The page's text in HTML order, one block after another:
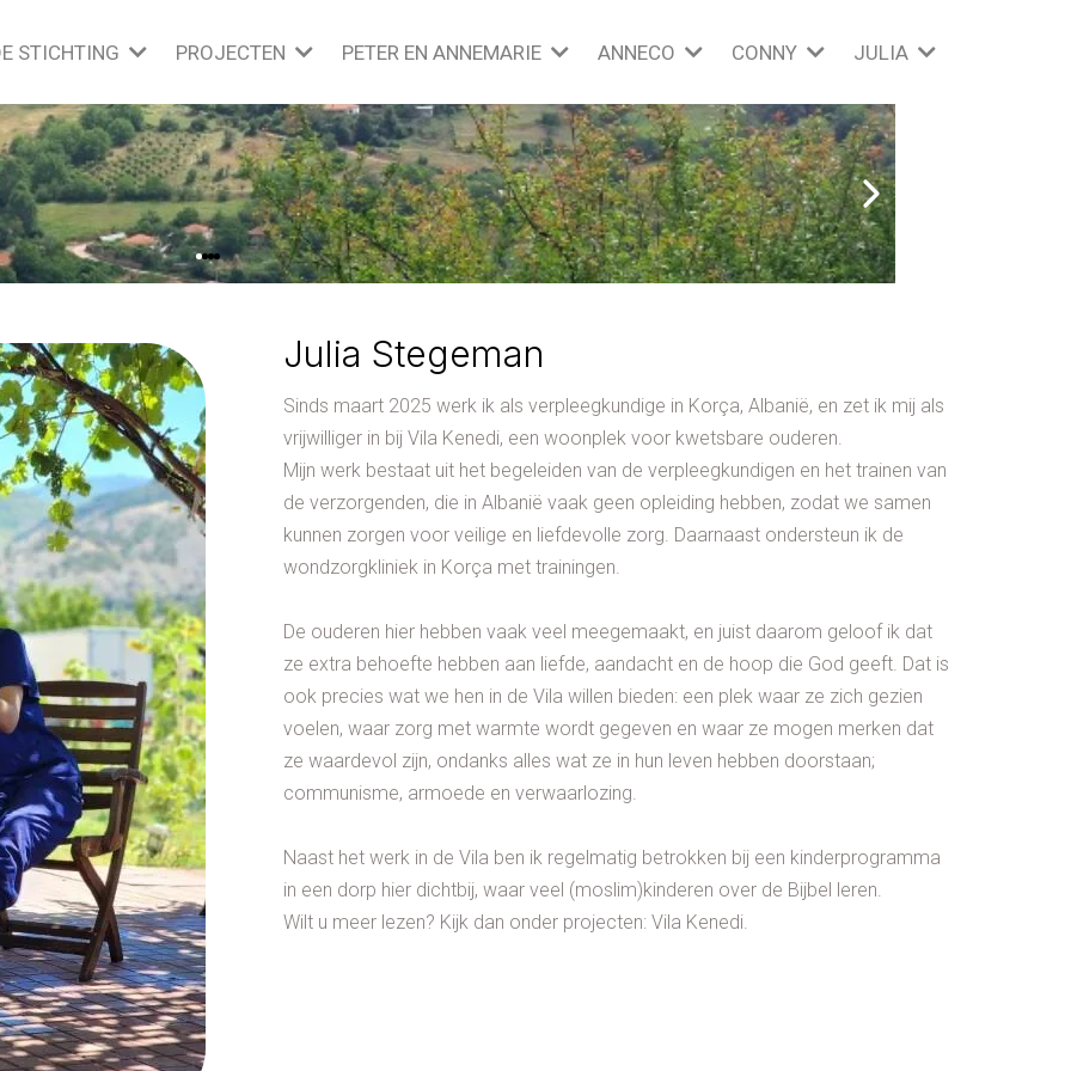
STICHTING PROJECTEN PETER EN ANNEMARIE ANNECO CONNY JULIA
Julia Stegeman
Sinds maart 2025 werk ik als verpleegkundige in Korça, Albanië, en zet ik mij als
vrijwilliger in bij Vila Kenedi, een woonplek voor kwetsbare ouderen.
Mijn werk bestaat uit het begeleiden van de verpleegkundigen en het trainen van
de verzorgenden, die in Albanië vaak geen opleiding hebben, zodat we samen
kunnen zorgen voor veilige en liefdevolle zorg. Daarnaast ondersteun ik de
wondzorgkliniek in Korça met trainingen.
De ouderen hier hebben vaak veel meegemaakt, en juist daarom geloof ik dat
ze extra behoefte hebben aan liefde, aandacht en de hoop die God geeft. Dat is
ook precies wat we hen in de Vila willen bieden: een plek waar ze zich gezien
voelen, waar zorg met warmte wordt gegeven en waar ze mogen merken dat
ze waardevol zijn, ondanks alles wat ze in hun leven hebben doorstaan;
communisme, armoede en verwaarlozing.
Naast het werk in de Vila ben ik regelmatig betrokken bij een kinderprogramma
in een dorp hier dichtbij, waar veel (moslim)kinderen over de Bijbel leren.
Wilt u meer lezen? Kijk dan onder projecten: Vila Kenedi.